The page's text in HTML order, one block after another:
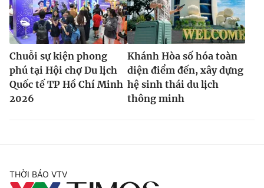
Chuỗi sự kiện phong
phú tại Hội chợ Du lịch
Quốc tế TP Hồ Chí Minh
2026
Khánh Hòa số hóa toàn
diện điểm đến, xây dựng
hệ sinh thái du lịch
thông minh
THỜI BÁO VTV